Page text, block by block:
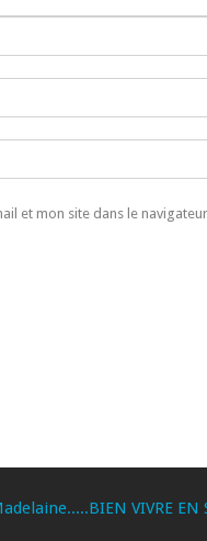
et mon site dans le
VIVRE EN